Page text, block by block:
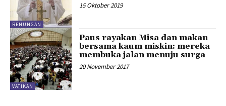
RENUNGAN
15 Oktober 2019
VATIKAN
Paus rayakan Misa dan makan
bersama kaum miskin: mereka
membuka jalan menuju surga
20 November 2017